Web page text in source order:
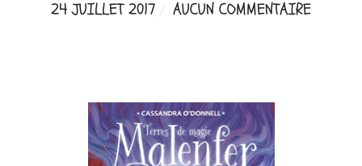
24 JUILLET 2017 AUCUN COMMENTAIRE